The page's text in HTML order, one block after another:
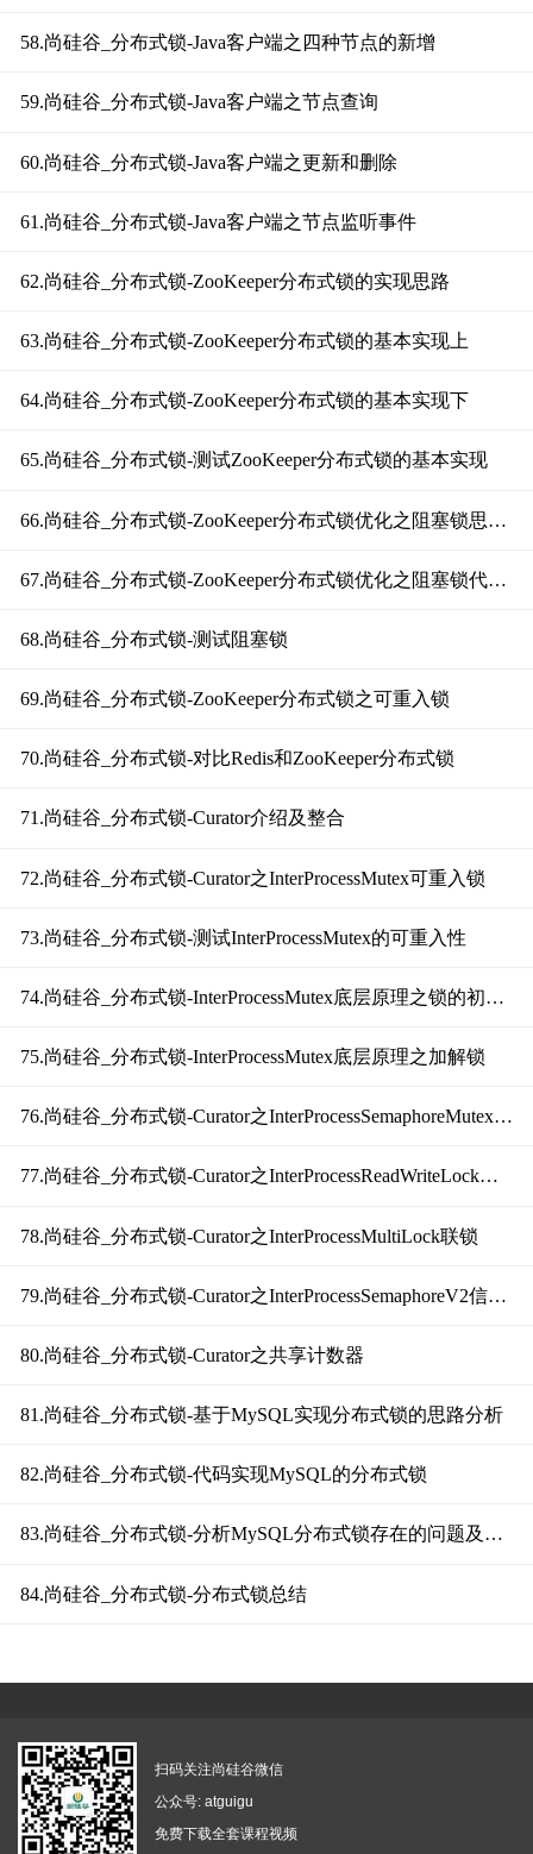
58.尚硅谷_分布式锁-Java客户端之四种节点的新增
59.尚硅谷_分布式锁-Java客户端之节点查询
60.尚硅谷_分布式锁-Java客户端之更新和删除
61.尚硅谷_分布式锁-Java客户端之节点监听事件
62.尚硅谷_分布式锁-ZooKeeper分布式锁的实现思路
63.尚硅谷_分布式锁-ZooKeeper分布式锁的基本实现上
64.尚硅谷_分布式锁-ZooKeeper分布式锁的基本实现下
65.尚硅谷_分布式锁-测试ZooKeeper分布式锁的基本实现
66.尚硅谷_分布式锁-ZooKeeper分布式锁优化之阻塞锁思路分析
67.尚硅谷_分布式锁-ZooKeeper分布式锁优化之阻塞锁代码实现
68.尚硅谷_分布式锁-测试阻塞锁
69.尚硅谷_分布式锁-ZooKeeper分布式锁之可重入锁
70.尚硅谷_分布式锁-对比Redis和ZooKeeper分布式锁
71.尚硅谷_分布式锁-Curator介绍及整合
72.尚硅谷_分布式锁-Curator之InterProcessMutex可重入锁
73.尚硅谷_分布式锁-测试InterProcessMutex的可重入性
74.尚硅谷_分布式锁-InterProcessMutex底层原理之锁的初始化
75.尚硅谷_分布式锁-InterProcessMutex底层原理之加解锁
76.尚硅谷_分布式锁-Curator之InterProcessSemaphoreMutex不可重入锁
77.尚硅谷_分布式锁-Curator之InterProcessReadWriteLock可重入的读写锁
78.尚硅谷_分布式锁-Curator之InterProcessMultiLock联锁
79.尚硅谷_分布式锁-Curator之InterProcessSemaphoreV2信号量
80.尚硅谷_分布式锁-Curator之共享计数器
81.尚硅谷_分布式锁-基于MySQL实现分布式锁的思路分析
82.尚硅谷_分布式锁-代码实现MySQL的分布式锁
83.尚硅谷_分布式锁-分析MySQL分布式锁存在的问题及解决方案
84.尚硅谷_分布式锁-分布式锁总结
扫码关注尚硅谷微信
公众号: atguigu
免费下载全套课程视频